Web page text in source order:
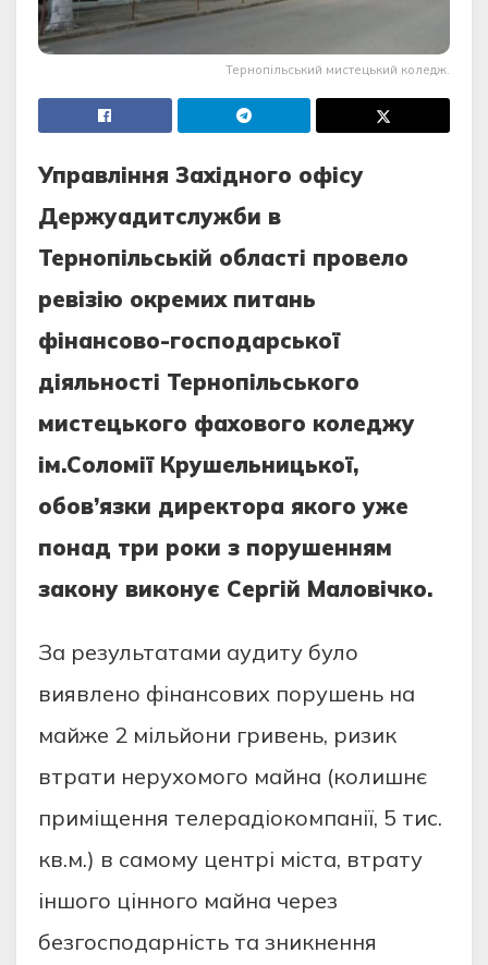
Тернопільський мистецький коледж.
Управління Західного офісу
Держуадитслужби в
Тернопільській області провело
ревізію окремих питань
фінансово-господарської
діяльності Тернопільського
мистецького фахового коледжу
ім.Соломії Крушельницької,
обов’язки директора якого уже
понад три роки з порушенням
закону виконує Сергій Маловічко.
За результатами аудиту було
виявлено фінансових порушень на
майже 2 мільйони гривень, ризик
втрати нерухомого майна (колишнє
приміщення телерадіокомпанії, 5 тис.
кв.м.) в самому центрі міста, втрату
іншого цінного майна через
безгосподарність та зникнення